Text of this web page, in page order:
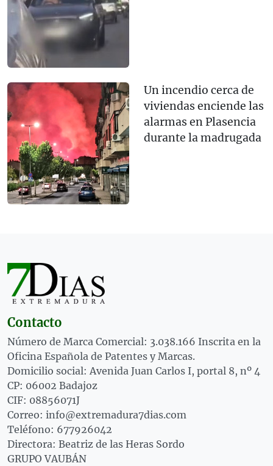
Un incendio cerca de
viviendas enciende las
alarmas en Plasencia
durante la madrugada
Contacto
Número de Marca Comercial: 3.038.166 Inscrita en la
Oficina Española de Patentes y Marcas.
Domicilio social: Avenida Juan Carlos I, portal 8, nº 4
CP: 06002 Badajoz
CIF: 08856071J
Correo: info@extremadura7dias.com
Teléfono: 677926042
Directora: Beatriz de las Heras Sordo
GRUPO VAUBÁN